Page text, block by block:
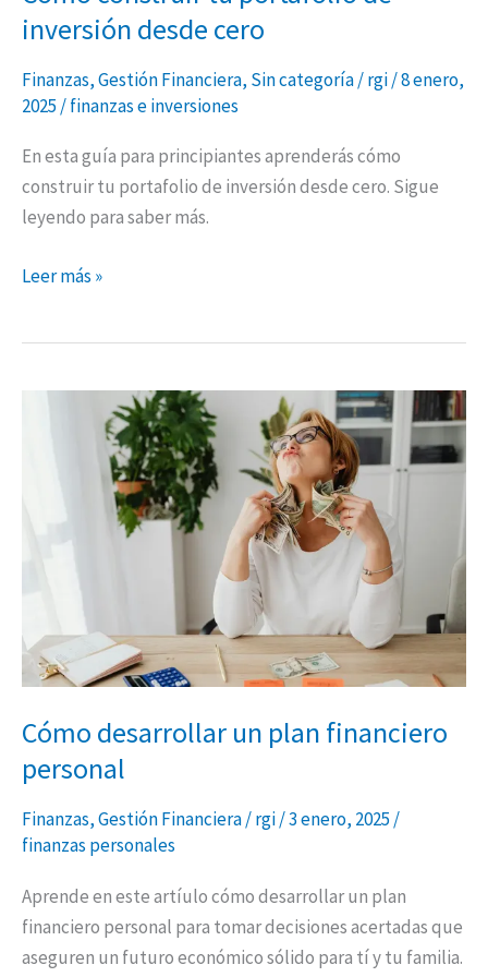
inversión desde cero
Finanzas,Gestión Financiera, Sin categoría/rgi/8 enero,
2025 /finanzas e inversiones
En esta guía para principiantes aprenderás cómo
construir tu portafolio de inversión desde cero. Sigue
leyendo para saber más.
Leer más »
Cómo desarrollar un plan financiero
personal
Finanzas,Gestión Financiera/rgi/3 enero, 2025/
finanzas personales
Aprende en este artíulo cómo desarrollar un plan
financiero personal para tomar decisiones acertadas que
aseguren un futuro económico sólido para tí y tu familia.
desarrollar